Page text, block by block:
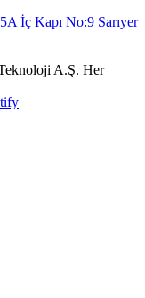
İç Kapı No:9 Sarıyer
A.Ş. Her